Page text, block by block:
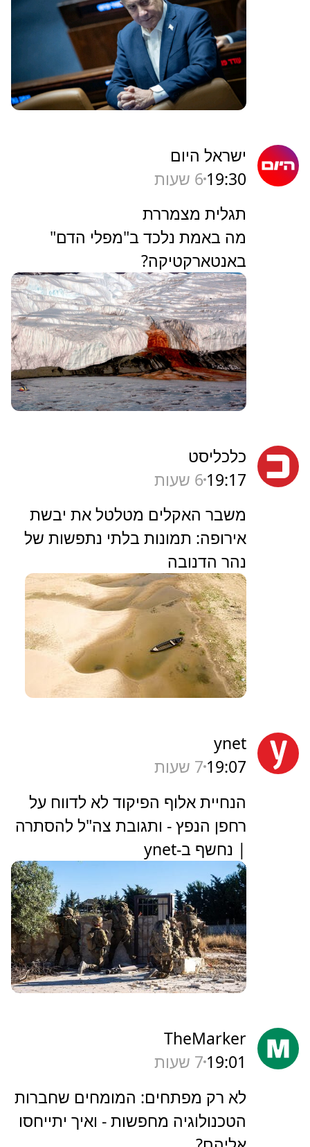
ישראל היום
19:30 6 שעות
תגלית מצמררת
מה באמת נלכד ב"מפלי הדם"
באנטארקטיקה?
כלכליסט
19:17 6 שעות
משבר האקלים מטלטל את יבשת
אירופה: תמונות בלתי נתפשות של
נהר הדנובה
ynet
19:07 7 שעות
הנחיית אלוף הפיקוד לא לדווח על
רחפן הנפץ - ותגובת צה"ל להסתרה
| נחשף ב-ynet
TheMarker
19:01 7 שעות
‏לא רק מפתחים: המומחים שחברות
הטכנולוגיה מחפשות - ואיך יתייחסו